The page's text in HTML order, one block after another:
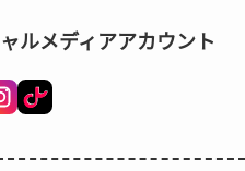
ルメディアアカウント